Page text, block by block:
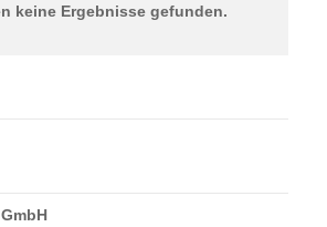
keine Ergebnisse gefunden.